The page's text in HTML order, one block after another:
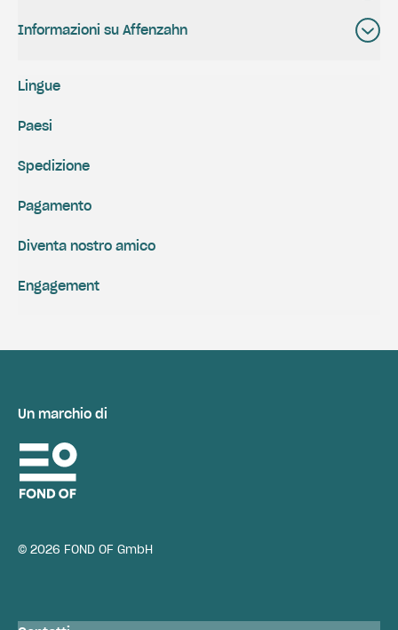
Informazioni su Affenzahn
Spedizione
Pagamento
Engagement
Diventa nostro amico
Lingue
Paesi
Un marchio di
© 2026 FOND OF GmbH